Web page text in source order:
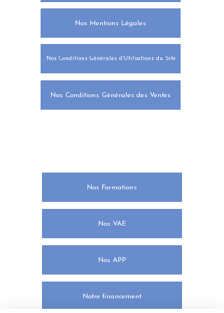
Nos Mentions Légales
Nos Conditions Générales d'Utilsations du Site
Nos Conditions Générales des Ventes
Nos Formations
Nos VAE
Nos APP
Notre financement